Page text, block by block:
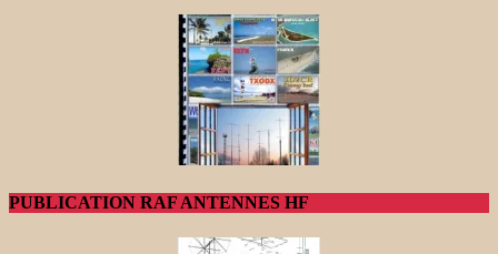
PUBLICATION RAF ANTENNES HF